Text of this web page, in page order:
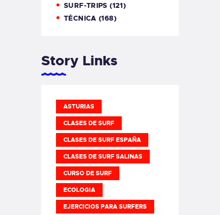
SURF-TRIPS (121)
TÉCNICA (168)
Story Links
ASTURIAS
CLASES DE SURF
CLASES DE SURF ESPAÑA
CLASES DE SURF SALINAS
CURSO DE SURF
ECOLOGIA
EJERCICIOS PARA SURFERS